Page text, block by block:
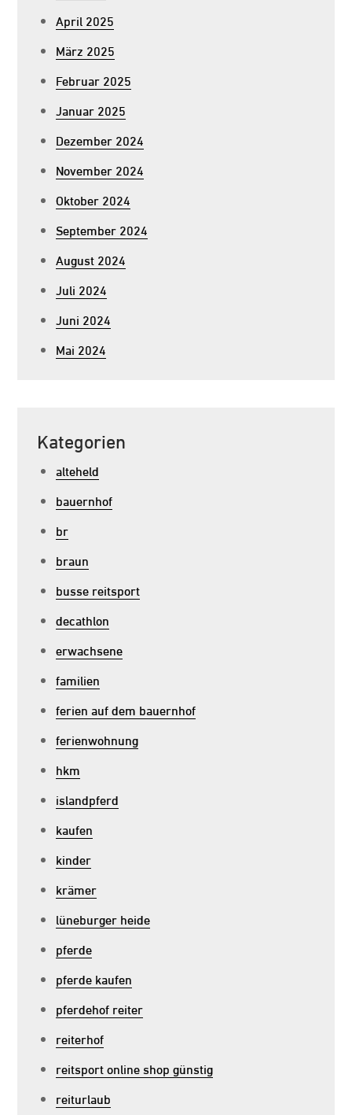
April 2025
März 2025
Februar 2025
Januar 2025
Dezember 2024
November 2024
Oktober 2024
September 2024
August 2024
Juli 2024
Juni 2024
Mai 2024
Kategorien
alteheld
bauernhof
br
braun
busse reitsport
decathlon
erwachsene
familien
ferien auf dem bauernhof
ferienwohnung
hkm
islandpferd
kaufen
kinder
krämer
lüneburger heide
pferde
pferde kaufen
pferdehof reiter
reiterhof
reitsport online shop günstig
reiturlaub